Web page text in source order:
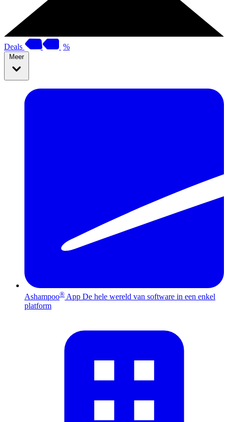
Deals %
Meer
Ashampoo® App De hele wereld van software in een enkel
platform